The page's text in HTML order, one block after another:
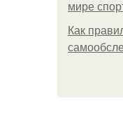
мире
Как